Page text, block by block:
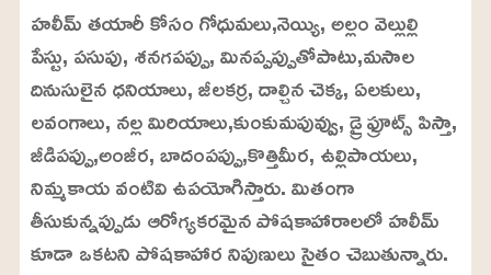
హలీమ్ తయారీ కోసం గోధుమలు,నెయ్యి, అల్లం వెల్లుల్లి
పేస్టు, పసుపు, శనగపప్పు, మినప్పప్పుతోపాటు,మసాల
దినుసులైన ధనియాలు, జీలకర్ర, దాల్చిన చెక్క, ఏలకులు,
లవంగాలు, నల్ల మిరియాలు,కుంకుమపువ్వు, డ్రై ఫ్రూట్స్ పిస్తా,
జీడిపప్పు,అంజీర, బాదంపప్పు,కొత్తిమీర, ఉల్లిపాయలు,
నిమ్మకాయ వంటివి ఉపయోగిస్తారు. మితంగా
తీసుకున్నప్పుడు ఆరోగ్యకరమైన పోషకాహారాలలో హలీమ్
కూడా ఒకటని పోషకాహార నిపుణులు సైతం చెబుతున్నారు.